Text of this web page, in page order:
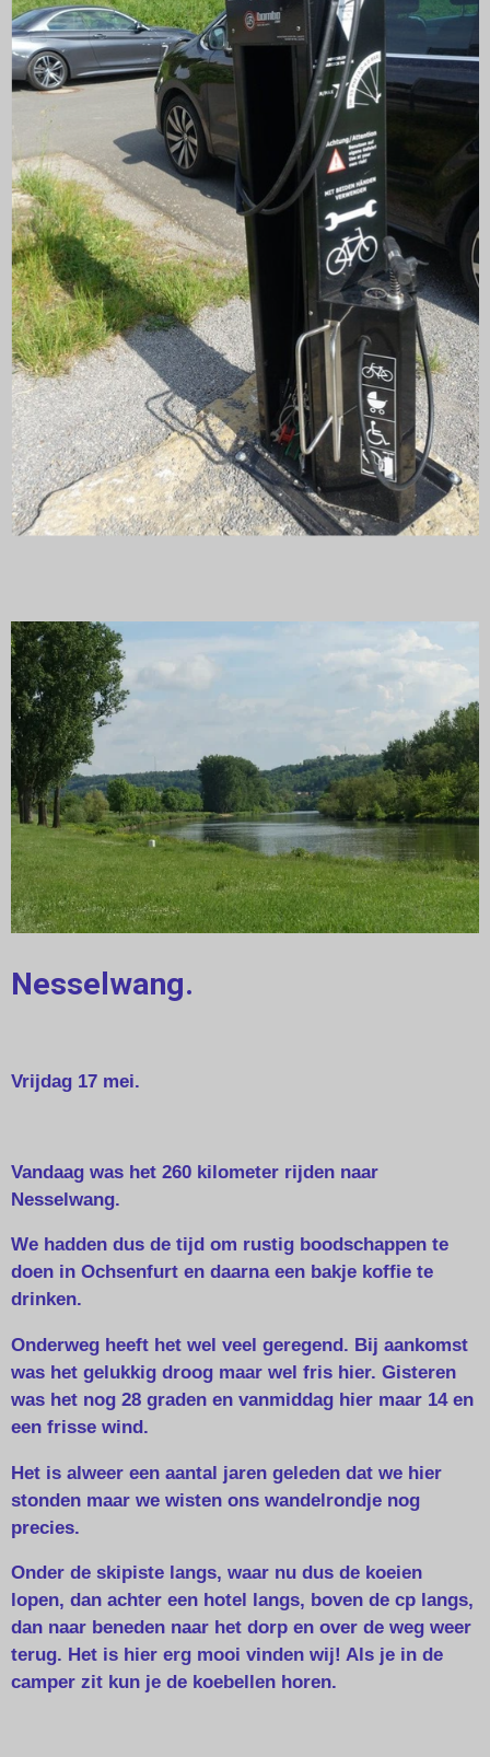
Nesselwang.
Vrijdag 17 mei.
Vandaag was het 260 kilometer rijden naar
Nesselwang.
We hadden dus de tijd om rustig boodschappen te
doen in Ochsenfurt en daarna een bakje koffie te
drinken.
Onderweg heeft het wel veel geregend. Bij aankomst
was het gelukkig droog maar wel fris hier. Gisteren
was het nog 28 graden en vanmiddag hier maar 14 en
een frisse wind.
Het is alweer een aantal jaren geleden dat we hier
stonden maar we wisten ons wandelrondje nog
precies.
Onder de skipiste langs, waar nu dus de koeien
lopen, dan achter een hotel langs, boven de cp langs,
dan naar beneden naar het dorp en over de weg weer
terug. Het is hier erg mooi vinden wij! Als je in de
camper zit kun je de koebellen horen.